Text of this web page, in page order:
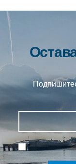
*